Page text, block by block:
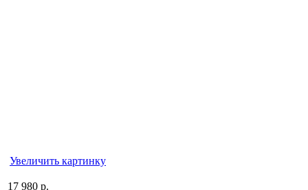
Увеличить картинку
17 980 р.